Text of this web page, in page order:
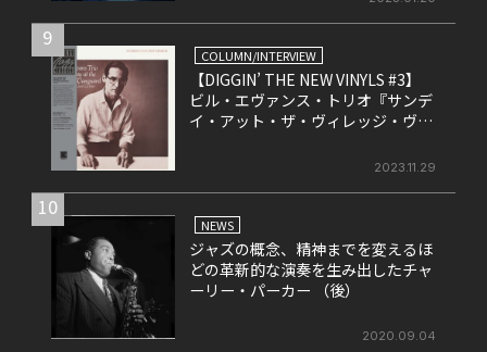
9
COLUMN/INTERVIEW
【DIGGIN’ THE NEW VINYLS #3】
ビル・エヴァンス・トリオ『サンデ
イ・アット・ザ・ヴィレッジ・ヴァ
2023.11.29
10
NEWS
ジャズの概念、精神までを変えるほ
どの革新的な演奏を生み出したチャ
ーリー・パーカー （後）
2020.09.04